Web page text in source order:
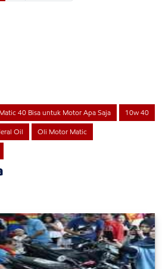
40 Bisa untuk Motor Apa Saja 10w 40
Oil Oli Motor Matic